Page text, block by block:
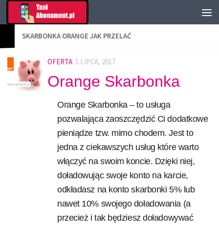
SKARBONKA ORANGE JAK PRZELAĆ
OFERTA 1 LIPCA, 2017
Orange Skarbonka
Orange Skarbonka – to usługa
pozwalająca zaoszczędzić Ci dodatkowe
pieniądze tzw. mimo chodem. Jest to
jedna z ciekawszych usług które warto
włączyć na swoim koncie. Dzięki niej,
doładowując swoje konto na karcie,
odkładasz na konto skarbonki 5% lub
nawet 10% swojego doładowania (a
przecież i tak będziesz doładowywać